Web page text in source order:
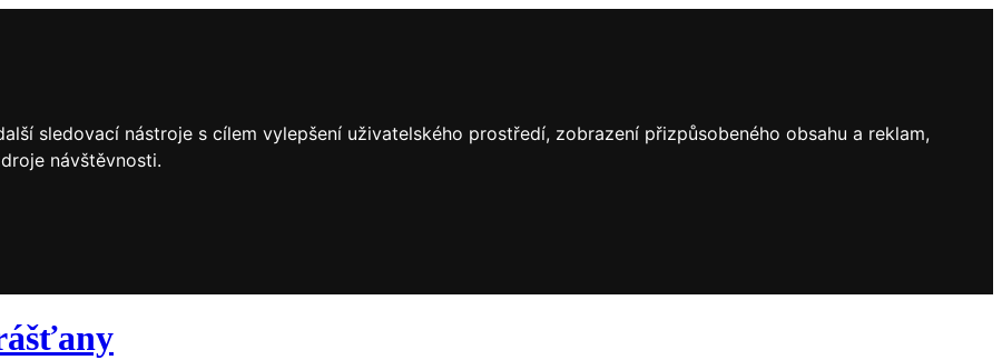
sledovací nástroje s cílem vylepšení uživatelského prostředí, zobrazení přizpůsobeného obsahu a reklam,
návštěvnosti.